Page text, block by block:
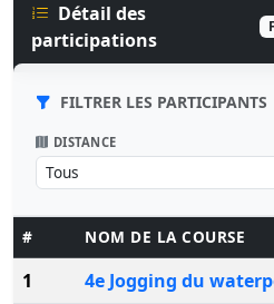
Détail des
participations
FILTRER LES PARTICIPANTS
DISTANCE
# NOM DE LA COURSE
1 4e Jogging du